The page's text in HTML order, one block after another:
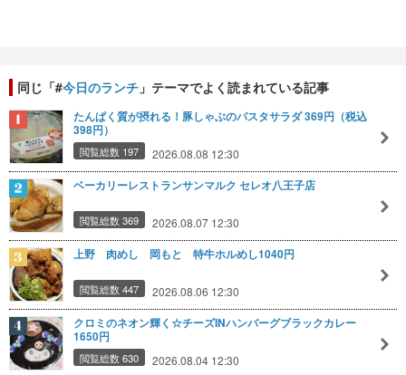
同じ「#今日のランチ 」テーマでよく読まれている記事
たんぱく質が摂れる！豚しゃぶのパスタサラダ 369円（税込
398円）
閲覧総数 197 2026.08.08 12:30
ベーカリーレストランサンマルク セレオ八王子店
閲覧総数 369 2026.08.07 12:30
上野 肉めし 岡もと 特牛ホルめし1040円
閲覧総数 447 2026.08.06 12:30
クロミのネオン輝く☆チーズINハンバーグブラックカレー
1650円
閲覧総数 630 2026.08.04 12:30